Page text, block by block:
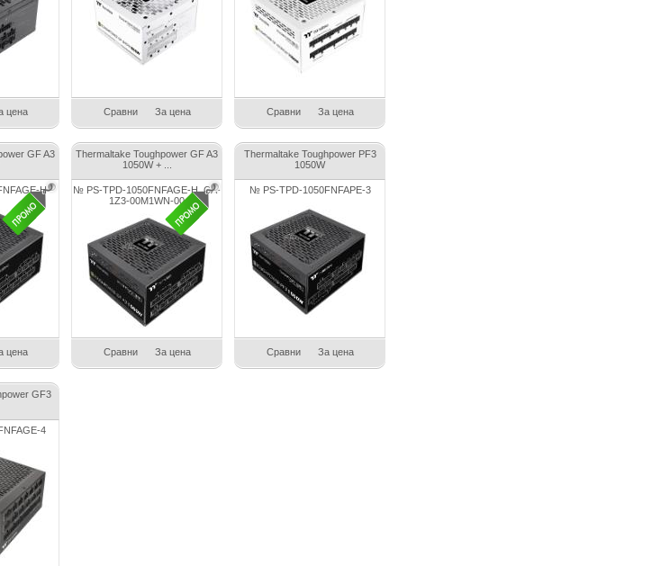
цена Сравни За цена Сравни За цена
GF A3
H
цена
Thermaltake Toughpower GF A3
1050W + ...
№ PS-TPD-1050FNFAGE-H_CA-
1Z3-00M1WN-00
Сравни За цена
Thermaltake Toughpower PF3
1050W
№ PS-TPD-1050FNFAPE-3
Сравни За цена
GF3
4